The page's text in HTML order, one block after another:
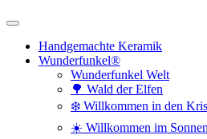
Handgemachte Keramik
Wunderfunkel®
Wunderfunkel Welt
🌳 Wald der Elfen
❄️ Willkommen in den
☀️ Willkommen im